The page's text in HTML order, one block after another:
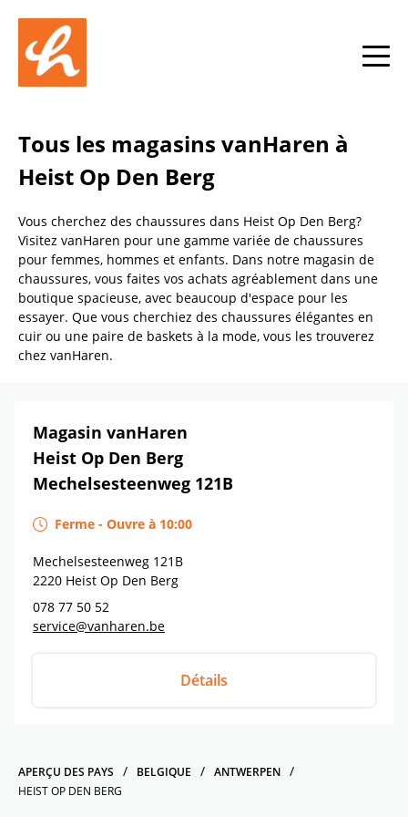
toggle
Tous les magasins vanHaren à
Heist Op Den Berg
Vous cherchez des chaussures dans Heist Op Den Berg?
Visitez vanHaren pour une gamme variée de chaussures
pour femmes, hommes et enfants. Dans notre magasin de
chaussures, vous faites vos achats agréablement dans une
boutique spacieuse, avec beaucoup d'espace pour les
essayer. Que vous cherchiez des chaussures élégantes en
cuir ou une paire de baskets à la mode, vous les trouverez
chez vanHaren.
Magasin vanHaren
Heist Op Den Berg
Mechelsesteenweg 121B
Ferme - Ouvre à 10:00
Mechelsesteenweg 121B
2220 Heist Op Den Berg
078 77 50 52
service@vanharen.be
Détails
APERÇU DES PAYS BELGIQUE
ANTWERPEN
HEIST OP DEN BERG